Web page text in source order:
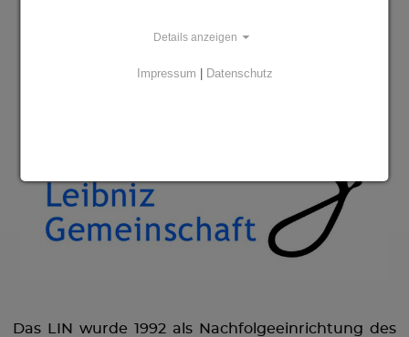
Das LIN wurde 1992 als Nachfolgeeinrichtung des
Details anzeigen
Impressum Datenschutz